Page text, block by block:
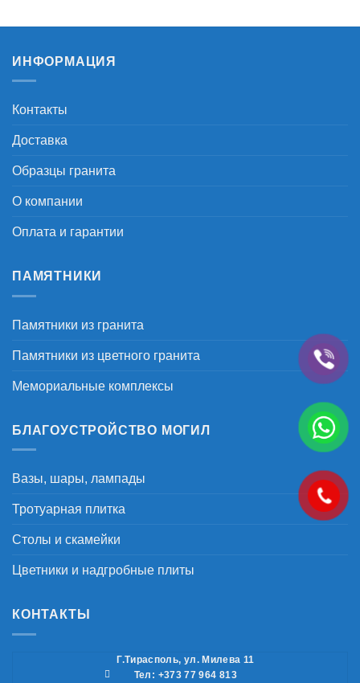
ИНФОРМАЦИЯ
Контакты
Доставка
Образцы гранита
О компании
Оплата и гарантии
ПАМЯТНИКИ
Памятники из гранита
Памятники из цветного гранита
Мемориальные комплексы
БЛАГОУСТРОЙСТВО МОГИЛ
Вазы, шары, лампады
Тротуарная плитка
Столы и скамейки
Цветники и надгробные плиты
КОНТАКТЫ
Г.Тирасполь, ул. Милева 11
Тел: +373 77 964 813